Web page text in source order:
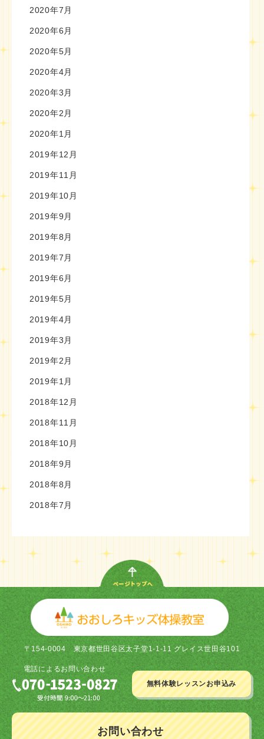
2020年7月
2020年6月
2020年5月
2020年4月
2020年3月
2020年2月
2020年1月
2019年12月
2019年11月
2019年10月
2019年9月
2019年8月
2019年7月
2019年6月
2019年5月
2019年4月
2019年3月
2019年2月
2019年1月
2018年12月
2018年11月
2018年10月
2018年9月
2018年8月
2018年7月
〒154-0004東京都世田谷区太子堂1-1-11 グレイス世田谷101
電話によるお問い合わせ
無料体験レッスンお申込み
お問い合わせ